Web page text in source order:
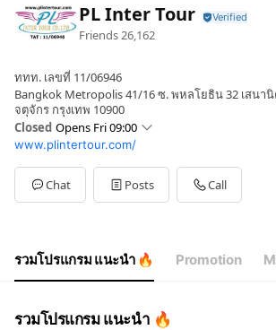
PL Inter Tour
Friends26,162
ททท. เลขที่ 11/06946
Bangkok Metropolis 41/16 ซ. พหลโยธิน 32 เสนา
จตุจักร กรุงเทพ 10900
Closed Opens Fri 09:00
SunClosed
Mon09:00 - 18:00
Tue09:00 - 18:00
Wed09:00 - 18:00
Closed
ทักแชทได้ตามเวลา7-11 ทำการครับ
www.plintertour.com/
Chat Posts Call
รวมโปรแกรม แนะนำ 🔥 Promotion
รวมโปรแกรม แนะนำ 🔥